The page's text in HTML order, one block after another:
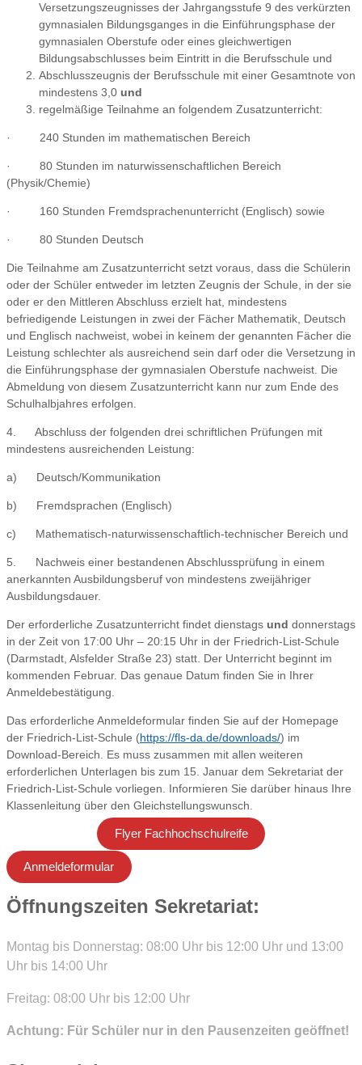
Versetzungszeugnisses der Jahrgangsstufe 9 des verkürzten
gymnasialen Bildungsganges in die Einführungsphase der
gymnasialen Oberstufe oder eines gleichwertigen
Bildungsabschlusses beim Eintritt in die Berufsschule und
Abschlusszeugnis der Berufsschule mit einer Gesamtnote von
mindestens 3,0 und
regelmäßige Teilnahme an folgendem Zusatzunterricht:
· 240 Stunden im mathematischen Bereich
· 80 Stunden im naturwissenschaftlichen Bereich
(Physik/Chemie)
· 160 Stunden Fremdsprachenunterricht (Englisch) sowie
· 80 Stunden Deutsch
Die Teilnahme am Zusatzunterricht setzt voraus, dass die Schülerin
oder der Schüler entweder im letzten Zeugnis der Schule, in der sie
oder er den Mittleren Abschluss erzielt hat, mindestens
befriedigende Leistungen in zwei der Fächer Mathematik, Deutsch
und Englisch nachweist, wobei in keinem der genannten Fächer die
Leistung schlechter als ausreichend sein darf oder die Versetzung in
die Einführungsphase der gymnasialen Oberstufe nachweist. Die
Abmeldung von diesem Zusatzunterricht kann nur zum Ende des
Schulhalbjahres erfolgen.
4. Abschluss der folgenden drei schriftlichen Prüfungen mit
mindestens ausreichenden Leistung:
a) Deutsch/Kommunikation
b) Fremdsprachen (Englisch)
c) Mathematisch-naturwissenschaftlich-technischer Bereich und
5. Nachweis einer bestandenen Abschlussprüfung in einem
anerkannten Ausbildungsberuf von mindestens zweijähriger
Ausbildungsdauer.
Der erforderliche Zusatzunterricht findet dienstags und donnerstags
in der Zeit von 17:00 Uhr – 20:15 Uhr in der Friedrich-List-Schule
(Darmstadt, Alsfelder Straße 23) statt. Der Unterricht beginnt im
kommenden Februar. Das genaue Datum finden Sie in Ihrer
Anmeldebestätigung.
Das erforderliche Anmeldeformular finden Sie auf der Homepage
der Friedrich-List-Schule (https://fls-da.de/downloads/) im
Download-Bereich. Es muss zusammen mit allen weiteren
erforderlichen Unterlagen bis zum 15. Januar dem Sekretariat der
Friedrich-List-Schule vorliegen. Informieren Sie darüber hinaus Ihre
Klassenleitung über den Gleichstellungswunsch.
Flyer Fachhochschulreife
Anmeldeformular
Öffnungszeiten Sekretariat:
Montag bis Donnerstag: 08:00 Uhr bis 12:00 Uhr und 13:00
Uhr bis 14:00 Uhr
Freitag: 08:00 Uhr bis 12:00 Uhr
Achtung: Für Schüler nur in den Pausenzeiten geöffnet!